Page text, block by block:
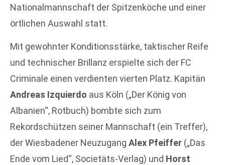
Nationalmannschaft der Spitzenköche und einer
örtlichen Auswahl statt.
Mit gewohnter Konditionsstärke, taktischer Reife
und technischer Brillanz erspielte sich der FC
Criminale einen verdienten vierten Platz. Kapitän
Andreas Izquierdo aus Köln („Der König von
Albanien“, Rotbuch) bombte sich zum
Rekordschützen seiner Mannschaft (ein Treffer),
der Wiesbadener Neuzugang Alex Pfeiffer („Das
Ende vom Lied“, Societäts-Verlag) und Horst